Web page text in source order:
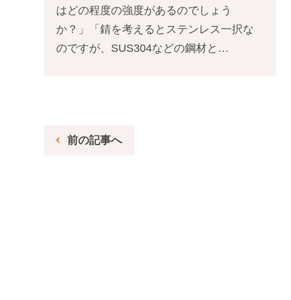
はどの程度の強度があるのでしょう
か？」「錆を考えるとステンレス一択な
のですが、SUS304などの鋼材と…
前の記事へ